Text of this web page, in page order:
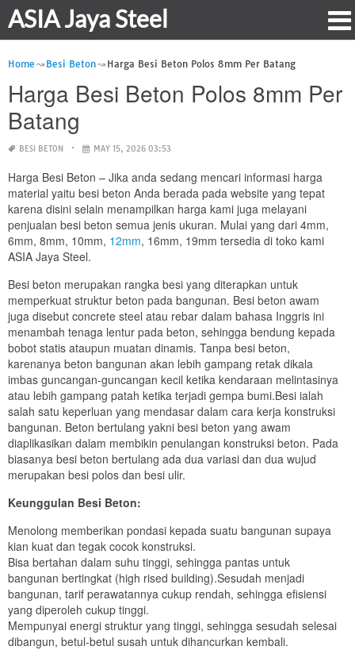
ASIA Jaya Steel
Home Besi Beton Harga Besi Beton Polos 8mm Per Batang
Harga Besi Beton Polos 8mm Per
Batang
BESI BETON MAY 15, 2026 03:53
Harga Besi Beton – Jika anda sedang mencari informasi harga
material yaitu besi beton Anda berada pada website yang tepat
karena disini selain menampilkan harga kami juga melayani
penjualan besi beton semua jenis ukuran. Mulai yang dari 4mm,
6mm, 8mm, 10mm, 12mm, 16mm, 19mm tersedia di toko kami
ASIA Jaya Steel.
Besi beton merupakan rangka besi yang diterapkan untuk
memperkuat struktur beton pada bangunan. Besi beton awam
juga disebut concrete steel atau rebar dalam bahasa Inggris ini
menambah tenaga lentur pada beton, sehingga bendung kepada
bobot statis ataupun muatan dinamis. Tanpa besi beton,
karenanya beton bangunan akan lebih gampang retak dikala
imbas guncangan-guncangan kecil ketika kendaraan melintasinya
atau lebih gampang patah ketika terjadi gempa bumi.Besi ialah
salah satu keperluan yang mendasar dalam cara kerja konstruksi
bangunan. Beton bertulang yakni besi beton yang awam
diaplikasikan dalam membikin penulangan konstruksi beton. Pada
biasanya besi beton bertulang ada dua variasi dan dua wujud
merupakan besi polos dan besi ulir.
Keunggulan Besi Beton:
Menolong memberikan pondasi kepada suatu bangunan supaya
kian kuat dan tegak cocok konstruksi.
Bisa bertahan dalam suhu tinggi, sehingga pantas untuk
bangunan bertingkat (high rised building).Sesudah menjadi
bangunan, tarif perawatannya cukup rendah, sehingga efisiensi
yang diperoleh cukup tinggi.
Mempunyai energi struktur yang tinggi, sehingga sesudah selesai
dibangun, betul-betul susah untuk dihancurkan kembali.